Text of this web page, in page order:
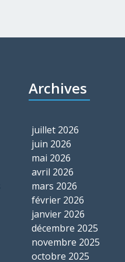
Archives
juillet 2026
juin 2026
mai 2026
avril 2026
mars 2026
février 2026
janvier 2026
décembre 2025
novembre 2025
octobre 2025